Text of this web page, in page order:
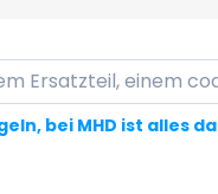
einem
bei MHD ist alles